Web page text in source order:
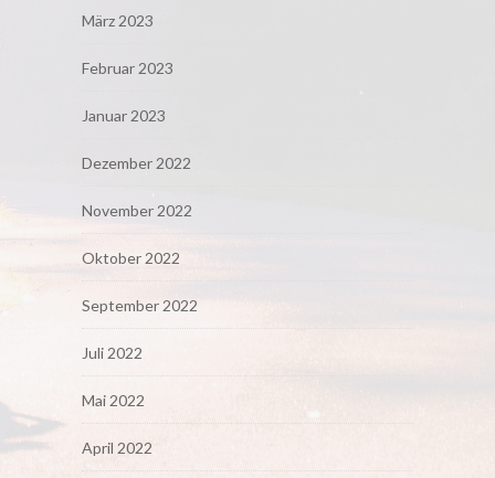
März 2023
Februar 2023
Januar 2023
Dezember 2022
November 2022
Oktober 2022
September 2022
Juli 2022
Mai 2022
April 2022